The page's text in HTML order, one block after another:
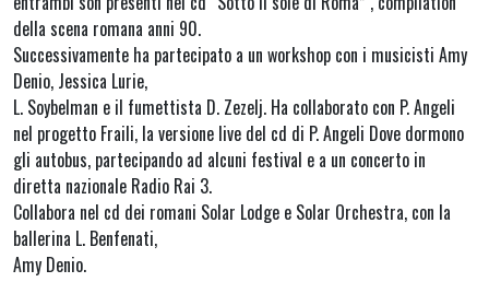
della scena romana anni 90.
Successivamente ha partecipato a un workshop con i musicisti Amy
Denio, Jessica Lurie,
L. Soybelman e il fumettista D. Zezelj. Ha collaborato con P. Angeli
nel progetto Fraili, la versione live del cd di P. Angeli Dove dormono
gli autobus, partecipando ad alcuni festival e a un concerto in
diretta nazionale Radio Rai 3.
Collabora nel cd dei romani Solar Lodge e Solar Orchestra, con la
ballerina L. Benfenati,
Amy Denio.